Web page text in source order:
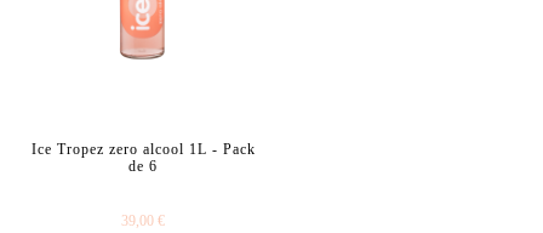
Ice Tropez zero alcool 1L - Pack
de 6
39,00 €